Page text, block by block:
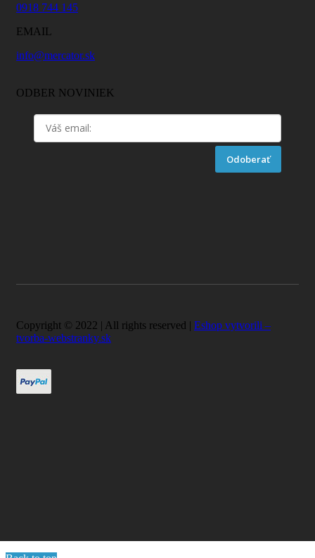
0918 744 145
EMAIL
info@mercator.sk
ODBER NOVINIEK
Odoberať
Copyright © 2022 | All rights reserved | Eshop vytvorili –
tvorba-webstranky.sk